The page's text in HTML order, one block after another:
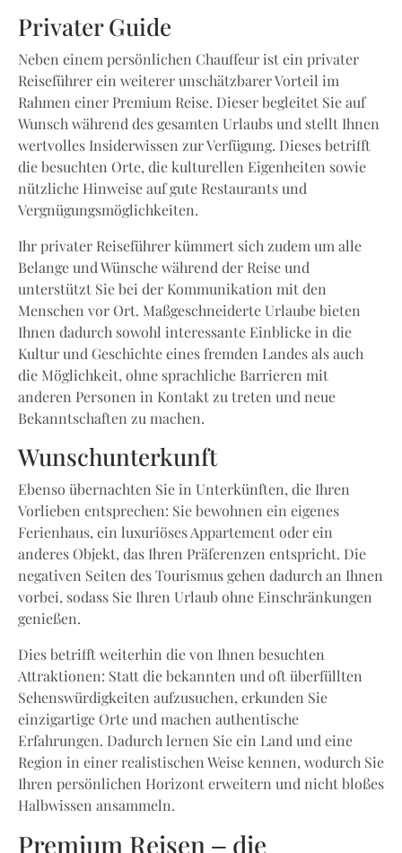
Privater Guide
Neben einem persönlichen Chauffeur ist ein privater
Reiseführer ein weiterer unschätzbarer Vorteil im
Rahmen einer Premium Reise. Dieser begleitet Sie auf
Wunsch während des gesamten Urlaubs und stellt Ihnen
wertvolles Insiderwissen zur Verfügung. Dieses betrifft
die besuchten Orte, die kulturellen Eigenheiten sowie
nützliche Hinweise auf gute Restaurants und
Vergnügungsmöglichkeiten.
Ihr privater Reiseführer kümmert sich zudem um alle
Belange und Wünsche während der Reise und
unterstützt Sie bei der Kommunikation mit den
Menschen vor Ort. Maßgeschneiderte Urlaube bieten
Ihnen dadurch sowohl interessante Einblicke in die
Kultur und Geschichte eines fremden Landes als auch
die Möglichkeit, ohne sprachliche Barrieren mit
anderen Personen in Kontakt zu treten und neue
Bekanntschaften zu machen.
Wunschunterkunft
Ebenso übernachten Sie in Unterkünften, die Ihren
Vorlieben entsprechen: Sie bewohnen ein eigenes
Ferienhaus, ein luxuriöses Appartement oder ein
anderes Objekt, das Ihren Präferenzen entspricht. Die
negativen Seiten des Tourismus gehen dadurch an Ihnen
vorbei, sodass Sie Ihren Urlaub ohne Einschränkungen
genießen.
Dies betrifft weiterhin die von Ihnen besuchten
Attraktionen: Statt die bekannten und oft überfüllten
Sehenswürdigkeiten aufzusuchen, erkunden Sie
einzigartige Orte und machen authentische
Erfahrungen. Dadurch lernen Sie ein Land und eine
Region in einer realistischen Weise kennen, wodurch Sie
Ihren persönlichen Horizont erweitern und nicht bloßes
Halbwissen ansammeln.
Premium Reisen – die